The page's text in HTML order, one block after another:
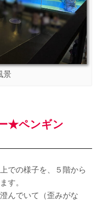
景
★ペンギン
での様子を、５階から
す。
んでいて（歪みがな